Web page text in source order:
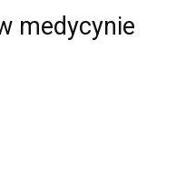
medycynie